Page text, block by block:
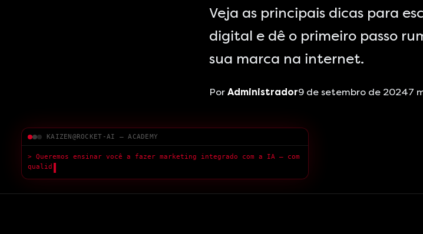
Veja as principais dicas para
digital e dê o primeiro passo
sua marca na internet.
Por Administrador9 de setembro de 20247
KAIZEN@ROCKET-AI — ACADEMY
> Queremos ensinar você a fazer marketing integrado com a IA — com
qualidade superior.